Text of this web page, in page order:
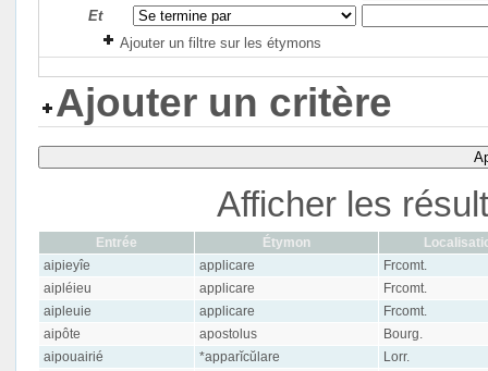
Et
Ajouter un filtre sur les étymons
Ajouter un critère
Afficher les
Entrée Étymon
aipieyîe
applicare
Frcomt.
aipléieu
applicare
Frcomt.
aipleuie
applicare
Frcomt.
aipôte
apostolus
Bourg.
aipouairié
*apparĭcŭlare
Lorr.